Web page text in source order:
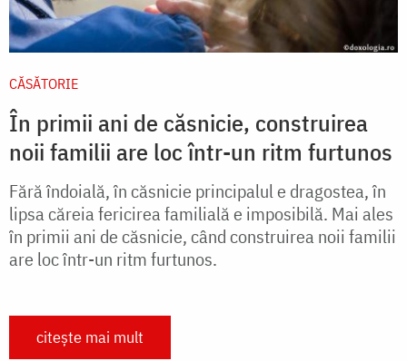
CĂSĂTORIE
În primii ani de căsnicie, construirea
noii familii are loc într-un ritm furtunos
Fără îndoială, în căsnicie principalul e dragostea, în
lipsa căreia fericirea familială e imposibilă. Mai ales
în primii ani de căsnicie, când construirea noii familii
are loc într-un ritm furtunos.
citește mai mult